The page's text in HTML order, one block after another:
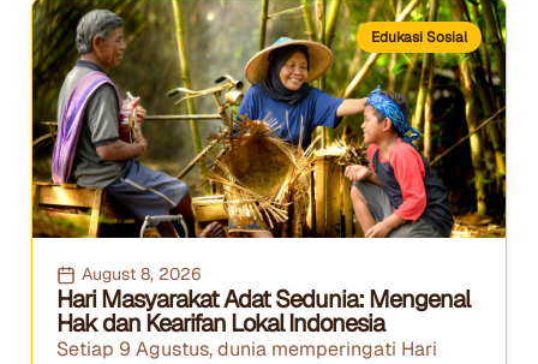
Edukasi Sosial
August 8, 2026
Hari Masyarakat Adat Sedunia: Mengenal
Hak dan Kearifan Lokal Indonesia
Setiap 9 Agustus, dunia memperingati Hari